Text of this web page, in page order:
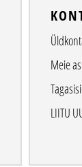
Meie
LIITU